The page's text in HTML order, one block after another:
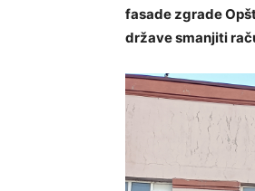
fasade zgrade
države smanjiti